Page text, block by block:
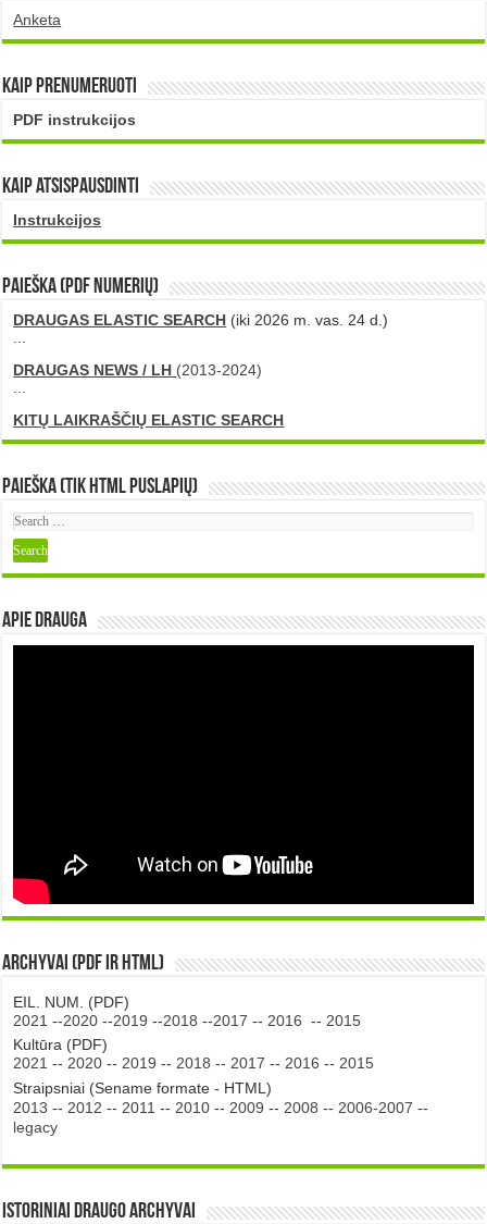
Anketa
Kaip prenumeruoti
PDF instrukcijos
Kaip atsispausdinti
Instrukcijos
PAIEŠKA (PDF numerių)
DRAUGAS ELASTIC SEARCH (iki 2026 m. vas. 24 d.)
...
DRAUGAS NEWS / LH (2013-2024)
...
KITŲ LAIKRAŠČIŲ ELASTIC SEARCH
Paieška (tik HTML puslapių)
Apie DRAUGA
Archyvai (PDF ir HTML)
EIL. NUM. (PDF)
2021 --2020 --2019 --2018 --2017 -- 2016 -- 2015
Kultūra (PDF)
2021 -- 2020 -- 2019 -- 2018 -- 2017 -- 2016 -- 2015
Straipsniai (Sename formate - HTML)
2013 -- 2012 -- 2011 -- 2010 -- 2009 -- 2008 -- 2006-2007 --
legacy
Istoriniai DRAUGO Archyvai